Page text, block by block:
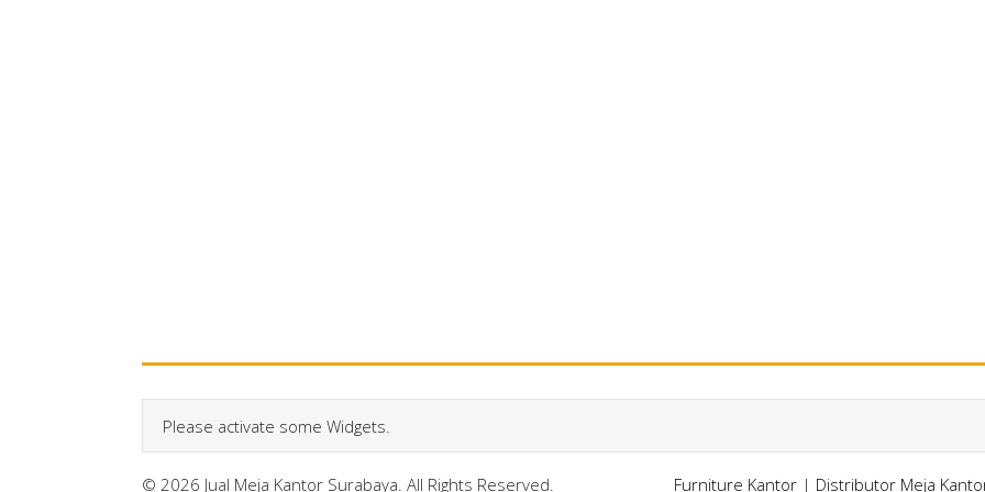
Please activate some Widgets.
© 2026 Jual Meja Kantor Surabaya. All Rights Reserved. Furniture Kantor | Distributor Meja